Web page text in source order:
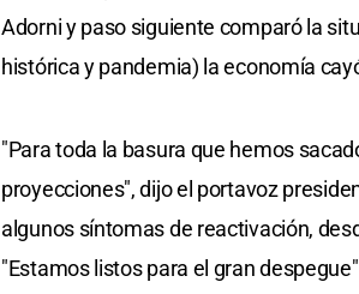
Adorni y paso siguiente comparó la
histórica y pandemia) la economía
"Para toda la basura que hemos
proyecciones", dijo el portavoz
algunos síntomas de reactivación,
"Estamos listos para el gran